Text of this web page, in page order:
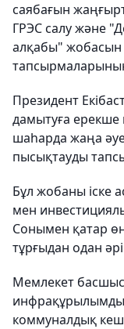
саябағын
ГРЭС салу және
алқабы" жобасын
Президент
дамытуға ерекше
шаһарда жаңа
пысықтауды
Бұл жобаны іске
мен
Сонымен қатар
тұрғыдан одан
Мемлекет
коммуналдық